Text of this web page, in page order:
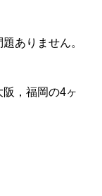
ありません。
，福岡の4ヶ